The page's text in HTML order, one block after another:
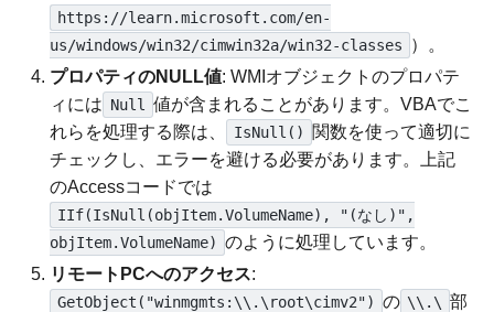
https://learn.microsoft.com/en-
us/windows/win32/cimwin32a/win32-classes
）。
プロパティのNULL値: WMIオブジェクトのプロパテ
ィには Null
値が含まれることがあります。VBAでこ
れらを処理する際は、
IsNull()
関数を使って適切に
チェックし、エラーを避ける必要があります。上記
のAccessコードでは
IIf(IsNull(objItem.VolumeName), "(なし)",
objItem.VolumeName) のように処理しています。
リモートPCへのアクセス:
GetObject("winmgmts:\\.\root\cimv2") の \\.\ 部